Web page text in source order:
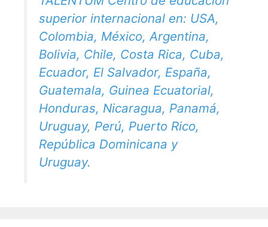
superior internacional en: USA,
Colombia, México, Argentina,
Bolivia, Chile, Costa Rica, Cuba,
Ecuador, El Salvador, España,
Guatemala, Guinea Ecuatorial,
Honduras, Nicaragua, Panamá,
Uruguay, Perú, Puerto Rico,
República Dominicana y
Uruguay.